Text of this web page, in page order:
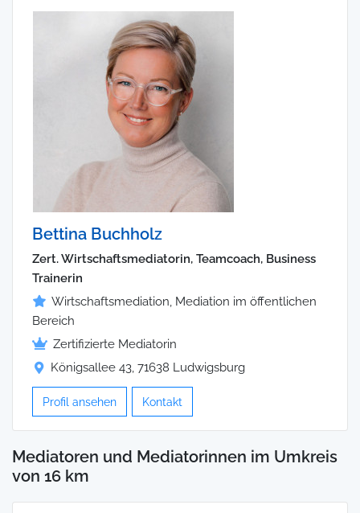
Bettina Buchholz
Zert. Wirtschaftsmediatorin, Teamcoach, Business
Trainerin
Wirtschaftsmediation, Mediation im öffentlichen
Bereich
Zertifizierte Mediatorin
Königsallee 43, 71638 Ludwigsburg
Profil ansehen Kontakt
Mediatoren und Mediatorinnen im Umkreis
von 16 km